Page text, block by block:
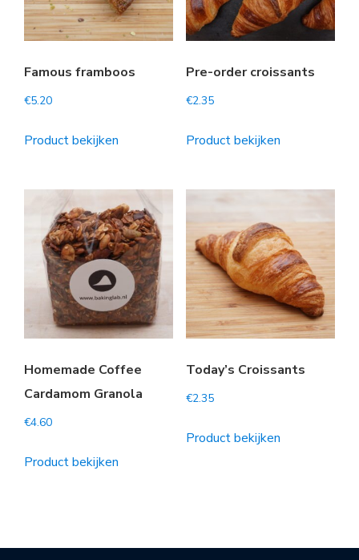
Famous framboos
€5.20
Product bekijken
Pre-order croissants
€2.35
Product bekijken
Homemade Coffee
Cardamom Granola
€4.60
Product bekijken
Today’s Croissants
€2.35
Product bekijken